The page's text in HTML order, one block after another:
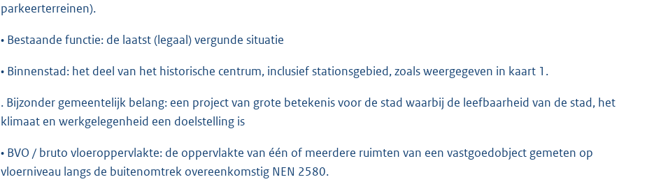
parkeerterreinen).
• Bestaande functie: de laatst (legaal) vergunde situatie
• Binnenstad: het deel van het historische centrum, inclusief stationsgebied, zoals weergegeven in kaart 1.
. Bijzonder gemeentelijk belang: een project van grote betekenis voor de stad waarbij de leefbaarheid van de stad, het
klimaat en werkgelegenheid een doelstelling is
• BVO / bruto vloeroppervlakte: de oppervlakte van één of meerdere ruimten van een vastgoedobject gemeten op
vloerniveau langs de buitenomtrek overeenkomstig NEN 2580.